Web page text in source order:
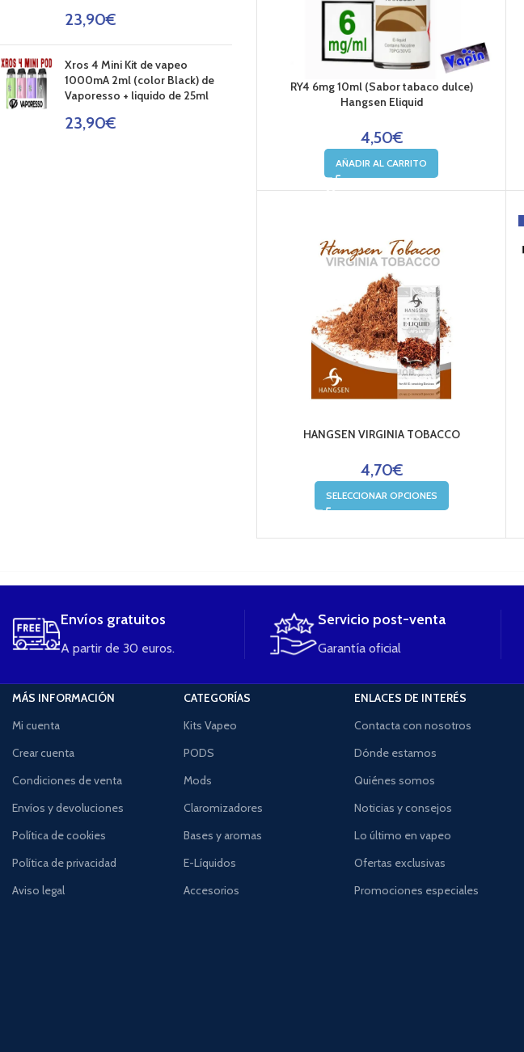
23,90€
Xros 4 Mini Kit de vapeo
1000mA 2ml (color Black) de
Vaporesso + liquido de 25ml
23,90€
RY4 6mg 10ml (Sabor tabaco dulce)
Hangsen Eliquid
4,50€
AÑADIR AL CARRITO
HANGSEN VIRGINIA TOBACCO
4,70€
SELECCIONAR OPCIONES
Envíos gratuitos
A partir de 30 euros.
Servicio post-venta
Garantía oficial
MÁS INFORMACIÓN
Mi cuenta
Crear cuenta
Condiciones de venta
Envíos y devoluciones
Política de cookies
Política de privacidad
Aviso legal
CATEGORÍAS
Kits Vapeo
PODS
Mods
Claromizadores
Bases y aromas
E-Líquidos
Accesorios
ENLACES DE INTERÉS
Contacta con nosotros
Dónde estamos
Quiénes somos
Noticias y consejos
Lo último en vapeo
Ofertas exclusivas
Promociones especiales